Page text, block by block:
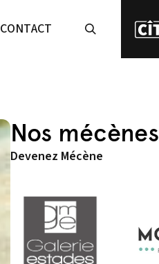
CONTACT
Nos mécènes
Devenez Mécène